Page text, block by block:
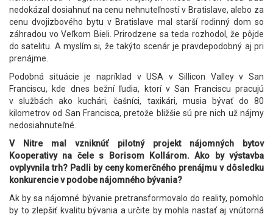
nedokázal dosiahnuť na cenu nehnuteľností v Bratislave, alebo za
cenu dvojizbového bytu v Bratislave mal starší rodinný dom so
záhradou vo Veľkom Bieli. Prirodzene sa teda rozhodol, že pôjde
do satelitu. A myslím si, že takýto scenár je pravdepodobný aj pri
prenájme.
Podobná situácie je napríklad v USA v Sillicon Valley v San
Franciscu, kde dnes bežní ľudia, ktorí v San Franciscu pracujú
v službách ako kuchári, čašníci, taxikári, musia bývať do 80
kilometrov od San Francisca, pretože bližšie sú pre nich už nájmy
nedosiahnuteľné.
V Nitre mal vzniknúť pilotný projekt nájomných bytov
Kooperativy na čele s Borisom Kollárom. Ako by výstavba
ovplyvnila trh? Padli by ceny komerčného prenájmu v dôsledku
konkurencie v podobe nájomného bývania?
Ak by sa nájomné bývanie pretransformovalo do reality, pomohlo
by to zlepšiť kvalitu bývania a určite by mohla nastať aj vnútorná